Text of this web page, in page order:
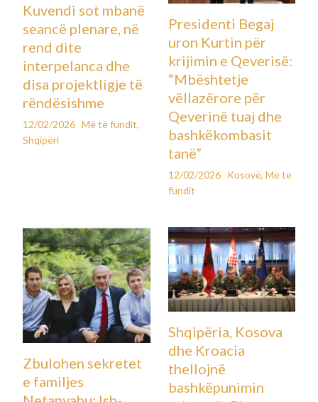
Kuvendi sot mbanë
seancë plenare, në
rend dite
interpelanca dhe
disa projektligje të
rëndësishme
12/02/2026 Më të fundit,
Shqipëri
Presidenti Begaj
uron Kurtin për
krijimin e Qeverisë:
“Mbështetje
vëllazërore për
Qeverinë tuaj dhe
bashkëkombasit
tanë”
12/02/2026 Kosovë, Më të
fundit
Zbulohen sekretet
e familjes
Shqipëria, Kosova
dhe Kroacia
thellojnë
bashkëpunimin